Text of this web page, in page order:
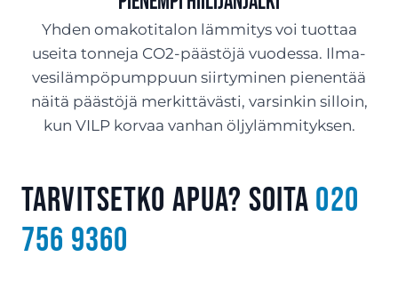
Yhden omakotitalon lämmitys voi tuottaa
useita tonneja CO2-päästöjä vuodessa. Ilma-
vesilämpöpumppuun siirtyminen pienentää
näitä päästöjä merkittävästi, varsinkin silloin,
kun VILP korvaa vanhan öljylämmityksen.
Tarvitsetko apua? Soita 020
756 9360